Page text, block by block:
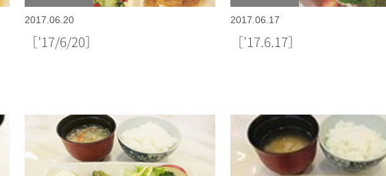
2017.06.20
［’17/6/20］
2017.06.17
［’17.6.17］